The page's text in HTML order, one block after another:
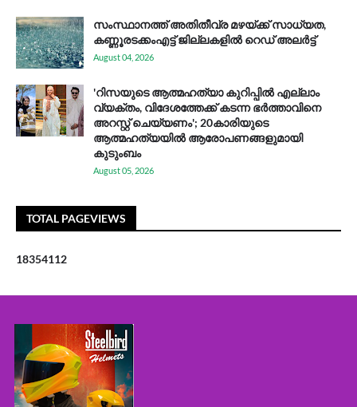
സം​സ്ഥാ​ന​ത്ത് അ​തി​തീ​വ്ര മ​ഴ​യ്ക്ക് സാ​ധ്യ​ത,
കണ്ണൂരടക്കംഎ​ട്ട് ജി​ല്ല​ക​ളി​ൽ റെ​ഡ് അ​ലർ​ട്ട്
August 04, 2026
'റിസയുടെ ആത്മഹത്യാ കുറിപ്പിൽ എല്ലാം
വ്യക്തം, വിദേശത്തേക്ക് കടന്ന ഭർത്താവിനെ
അറസ്റ്റ് ചെയ്യണം'; 20കാരിയുടെ
ആത്മഹത്യയിൽ ആരോപണങ്ങളുമായി
കുടുംബം
August 05, 2026
TOTAL PAGEVIEWS
18354112